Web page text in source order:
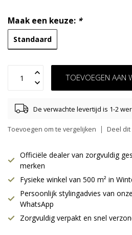
Maak een keuze: *
Standaard
TOEVOEGEN AAN
De verwachte levertijd is 1-2
Toevoegen om te vergelijken Deel
Officiële dealer van zorgvuldig
merken
Fysieke winkel van 500 m² in
Persoonlijk stylingadvies van
WhatsApp
Zorgvuldig verpakt en snel